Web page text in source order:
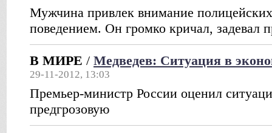
Мужчина привлек внимание
поведением. Он громко кричал, задевал
В МИРЕ / Медведев: Ситуация в
29-11-2012, 13:03
Премьер-министр России оценил
предгрозовую